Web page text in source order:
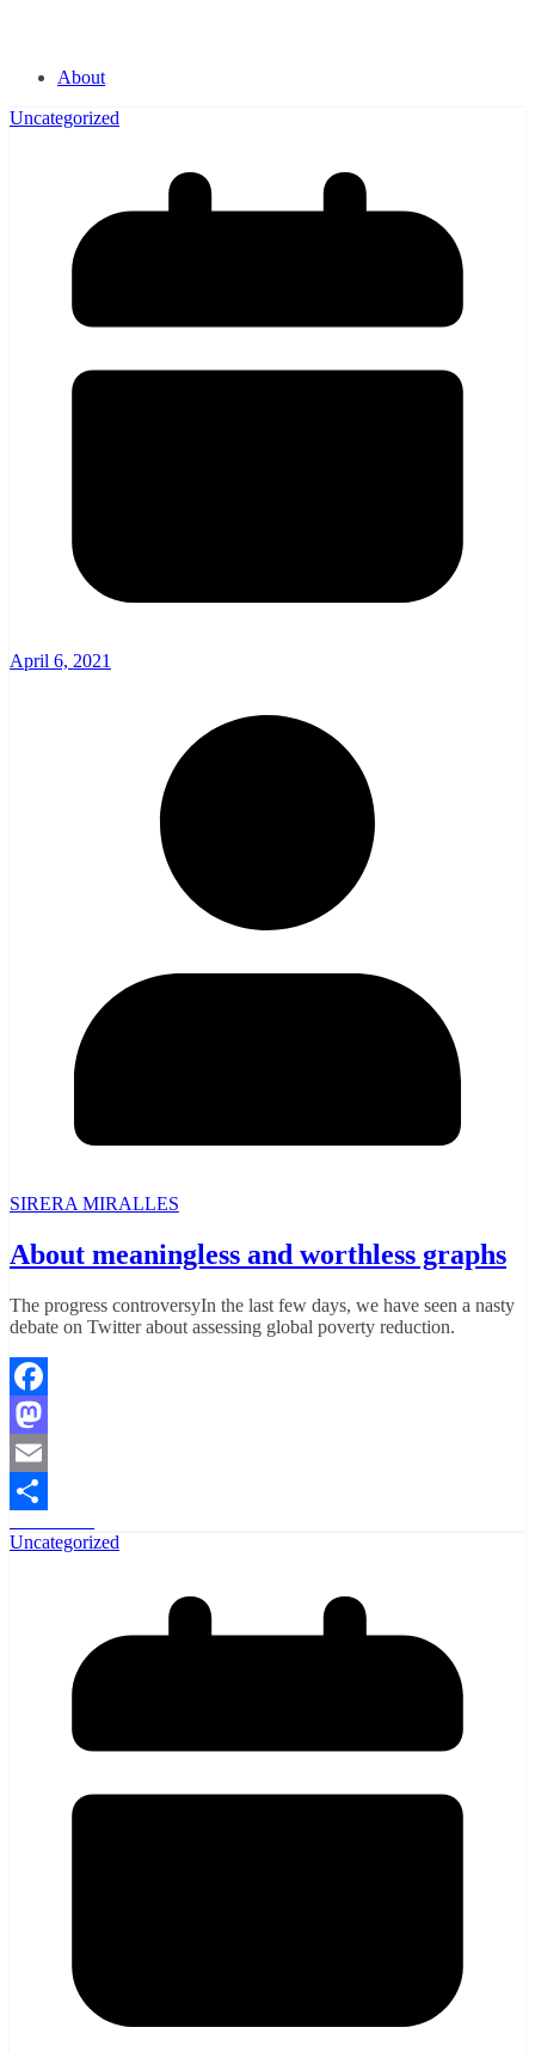
About
Uncategorized
April 6, 2021
SIRERA MIRALLES
About meaningless and worthless graphs
The progress controversyIn the last few days, we have seen a nasty
debate on Twitter about assessing global poverty reduction.
Facebook
Mastodon
Email
Share
Uncategorized